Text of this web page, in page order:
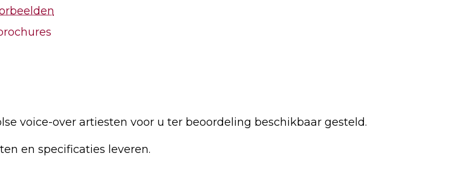
voice-over artiesten voor u ter beoordeling beschikbaar gesteld.
en specificaties leveren.